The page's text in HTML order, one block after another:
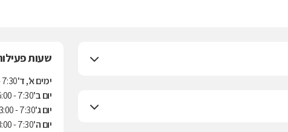
שעות
ימים א', ד'7:30 - 13:00, 15:30 - 19:00
יום ב'7:30 - 16:00
יום ג'7:30 - 13:00
יום ה'7:30 - 13:00, 14:00 - 15:30